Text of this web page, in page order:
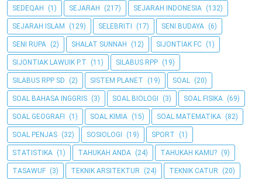
SEDEQAH (1) SEJARAH (217) SEJARAH INDONESIA (132)
SEJARAH ISLAM (129) SELEBRITI (17) SENI BUDAYA (6)
SENI RUPA (2) SHALAT SUNNAH (12) SIJONTIAK FC (1)
SIJONTIAK LAWUIK P.T (11) SILABUS RPP (19)
SILABUS RPP SD (2) SISTEM PLANET (19) SOAL (20)
SOAL BAHASA INGGRIS (3) SOAL BIOLOGI (3) SOAL FISIKA (69)
SOAL GEOGRAFI (1) SOAL KIMIA (15) SOAL MATEMATIKA (82)
SOAL PENJAS (32) SOSIOLOGI (19) SPORT (1)
STATISTIKA (1) TAHUKAH ANDA (24) TAHUKAH KAMU? (9)
TASAWUF (3) TEKNIK ARSITEKTUR (24) TEKNIK CATUR (20)